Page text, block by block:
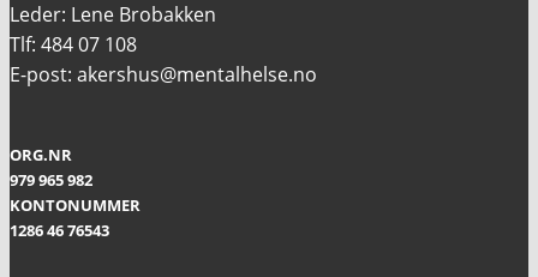
Leder: Lene Brobakken
Tlf: 484 07 108
E-post: akershus@mentalhelse.no
ORG.NR
979 965 982
KONTONUMMER
1286 46 76543